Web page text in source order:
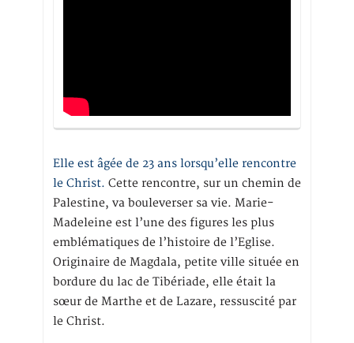
Elle est âgée de 23 ans lorsqu’elle rencontre
le Christ. Cette rencontre, sur un chemin de
Palestine, va bouleverser sa vie. Marie-
Madeleine est l’une des figures les plus
emblématiques de l’histoire de l’Eglise.
Originaire de Magdala, petite ville située en
bordure du lac de Tibériade, elle était la
sœur de Marthe et de Lazare, ressuscité par
le Christ.